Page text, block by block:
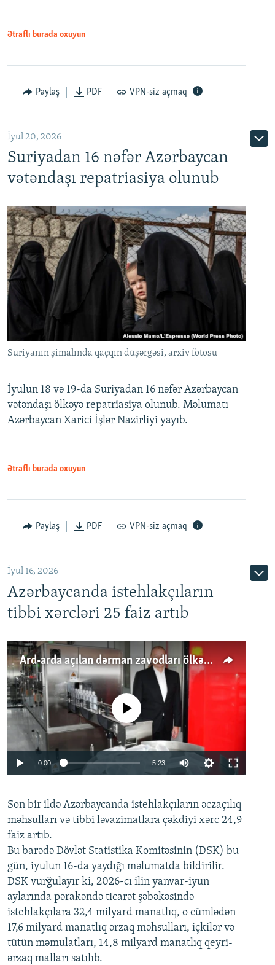
Auto
Ətraflı burada oxuyun
Paylaş PDF VPN-siz açmaq
İyul 20, 2026
Suriyadan 16 nəfər Azərbaycan
vətəndaşı repatriasiya olunub
Suriyanın şimalında qaçqın düşərgəsi, arxiv fotosu
İyulun 18 və 19-da Suriyadan 16 nəfər Azərbaycan
vətəndaşı ölkəyə repatriasiya olunub. Məlumatı
Azərbaycan Xarici İşlər Nazirliyi yayıb.
Ətraflı burada oxuyun
Paylaş PDF VPN-siz açmaq
İyul 16, 2026
Azərbaycanda istehlakçıların
tibbi xərcləri 25 faiz artıb
Ard-arda açılan dərman zavodları ölkənin tələbatını ödəyirmi?
Auto 240p 360p 480p
720p 1080p
No media source currently available
0:00 5:23
360p
480p
720p
1080p
Son bir ildə Azərbaycanda istehlakçıların əczaçılıq
məhsulları və tibbi ləvazimatlara çəkdiyi xərc 24,9
faiz artıb.
Bu barədə Dövlət Statistika Komitəsinin (DSK) bu
gün, iyulun 16-da yaydığı məlumatda bildirilir.
DSK vurğulayır ki, 2026-cı ilin yanvar-iyun
aylarında pərakəndə ticarət şəbəkəsində
istehlakçılara 32,4 milyard manatlıq, o cümlədən
17,6 milyard manatlıq ərzaq məhsulları, içkilər və
tütün məmulatları, 14,8 milyard manatlıq qeyri-
ərzaq malları satılıb.